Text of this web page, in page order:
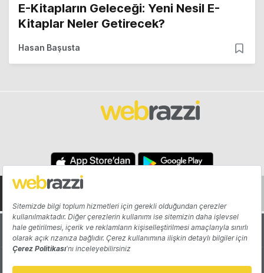
E-Kitapların Geleceği: Yeni Nesil E-
Kitaplar Neler Getirecek?
Hasan Başusta
Hakkında Yazarlar
Katkıda Bulun Reklam